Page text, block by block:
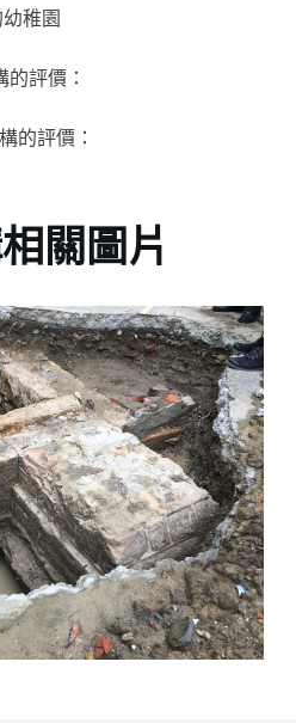
稚園
評價：
的評價：
關圖片